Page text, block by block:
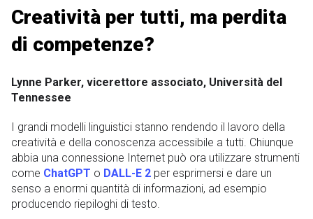
Creatività per tutti, ma perdita
di competenze?
Lynne Parker, vicerettore associato, Università del
Tennessee
I grandi modelli linguistici stanno rendendo il lavoro della
creatività e della conoscenza accessibile a tutti. Chiunque
abbia una connessione Internet può ora utilizzare strumenti
come ChatGPT o DALL-E 2 per esprimersi e dare un
senso a enormi quantità di informazioni, ad esempio
producendo riepiloghi di testo.